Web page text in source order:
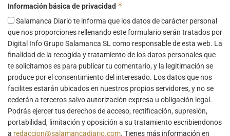
Información básica de privacidad *
Salamanca Diario te informa que los datos de carácter personal
que nos proporciones rellenando este formulario serán tratados por
Digital Info Grupo Salamanca SL como responsable de esta web. La
finalidad de la recogida y tratamiento de los datos personales que
te solicitamos es para publicar tu comentario, y la legitimación se
produce por el consentimiento del interesado. Los datos que nos
facilites estarán ubicados en nuestros propios servidores, y no se
cederán a terceros salvo autorización expresa u obligación legal.
Podrás ejercer tus derechos de acceso, rectificación, supresión,
portabilidad, limitación y oposición a su tratamiento escribiendonos
a redaccion@salamancadiario.com. Tienes más información en